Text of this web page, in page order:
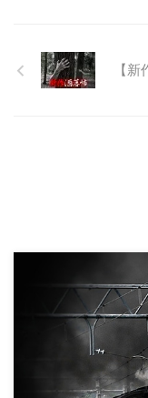
継続が不可能となってし
しい。 そこに残ったのは
【